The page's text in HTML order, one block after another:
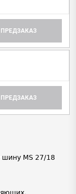
ПРЕДЗАКАЗ
ПРЕДЗАКАЗ
шину MS 27/18